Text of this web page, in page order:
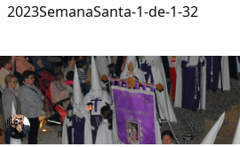
2023SemanaSanta-1-de-1-32